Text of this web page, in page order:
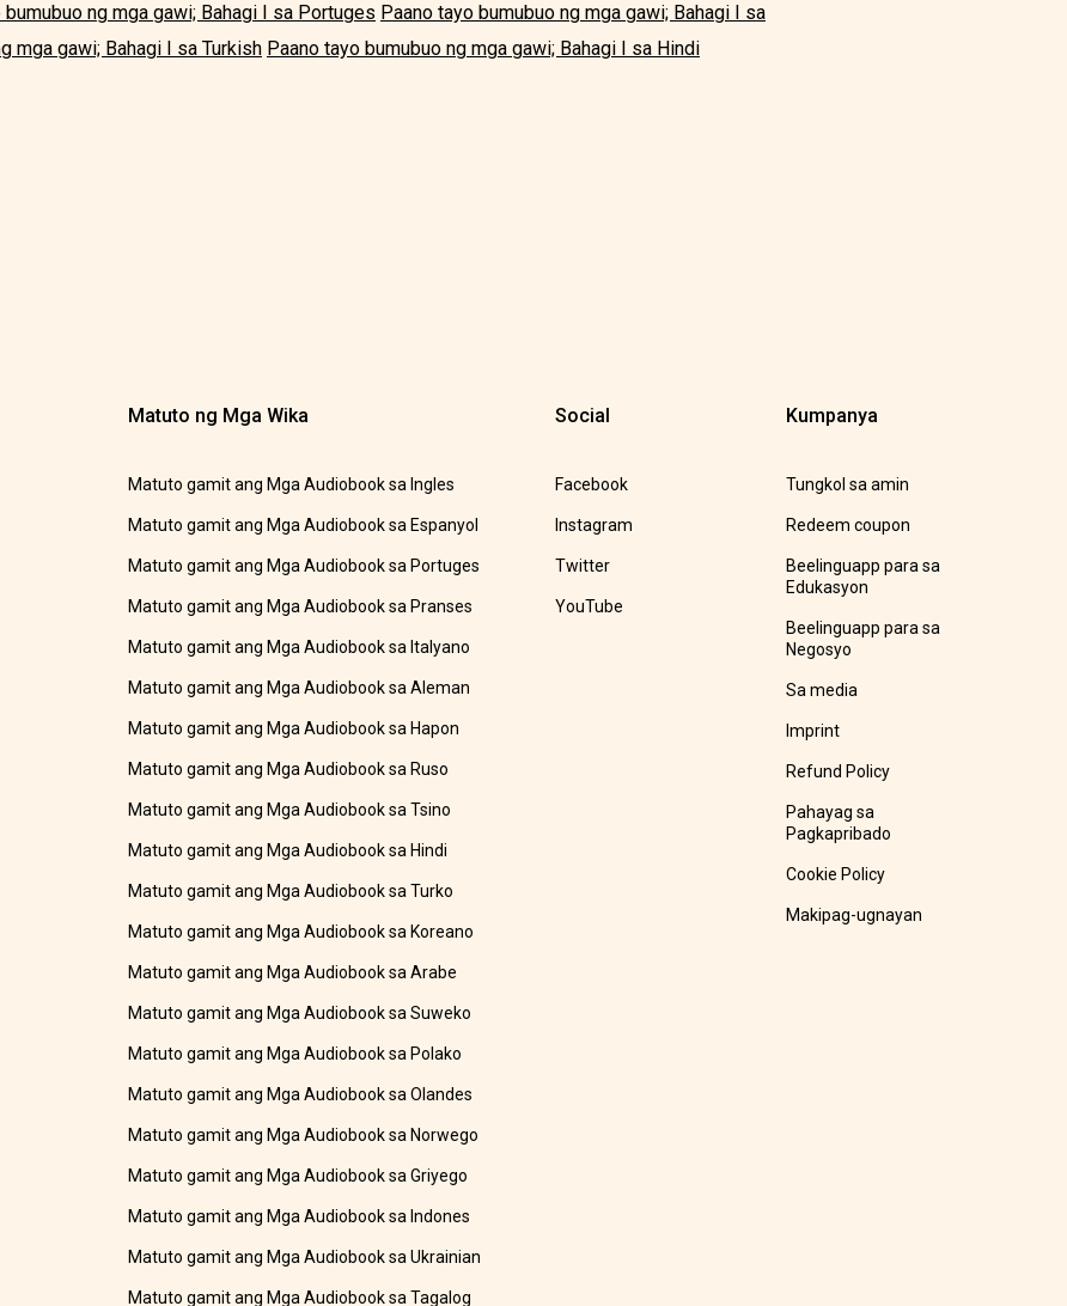
bumubuo ng mga gawi; Bahagi I sa Portuges Paano tayo bumubuo ng mga gawi; Bahagi I sa
mga gawi; Bahagi I sa Turkish Paano tayo bumubuo ng mga gawi; Bahagi I sa Hindi
Matuto ng Mga Wika
Matuto gamit ang Mga Audiobook sa Ingles
Matuto gamit ang Mga Audiobook sa Espanyol
Matuto gamit ang Mga Audiobook sa Portuges
Matuto gamit ang Mga Audiobook sa Pranses
Matuto gamit ang Mga Audiobook sa Italyano
Matuto gamit ang Mga Audiobook sa Aleman
Matuto gamit ang Mga Audiobook sa Hapon
Matuto gamit ang Mga Audiobook sa Ruso
Matuto gamit ang Mga Audiobook sa Tsino
Matuto gamit ang Mga Audiobook sa Hindi
Matuto gamit ang Mga Audiobook sa Turko
Matuto gamit ang Mga Audiobook sa Koreano
Matuto gamit ang Mga Audiobook sa Arabe
Matuto gamit ang Mga Audiobook sa Suweko
Matuto gamit ang Mga Audiobook sa Polako
Matuto gamit ang Mga Audiobook sa Olandes
Matuto gamit ang Mga Audiobook sa Norwego
Matuto gamit ang Mga Audiobook sa Griyego
Matuto gamit ang Mga Audiobook sa Indones
Matuto gamit ang Mga Audiobook sa Ukrainian
Matuto gamit ang Mga Audiobook sa Tagalog
Social
Facebook
Instagram
Twitter
YouTube
Kumpanya
Tungkol sa amin
Redeem coupon
Beelinguapp para sa
Edukasyon
Beelinguapp para sa
Negosyo
Sa media
Imprint
Refund Policy
Pahayag sa
Pagkapribado
Cookie Policy
Makipag-ugnayan